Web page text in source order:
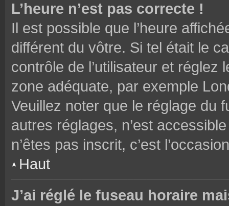
L’heure n’est pas correcte !
Il est possible que l’heure
différent du vôtre. Si tel était le
contrôle de l’utilisateur et
zone adéquate, par exemple
Veuillez noter que le réglage du
autres réglages, n’est
n’êtes pas inscrit, c’est
Haut
J’ai réglé le fuseau horaire